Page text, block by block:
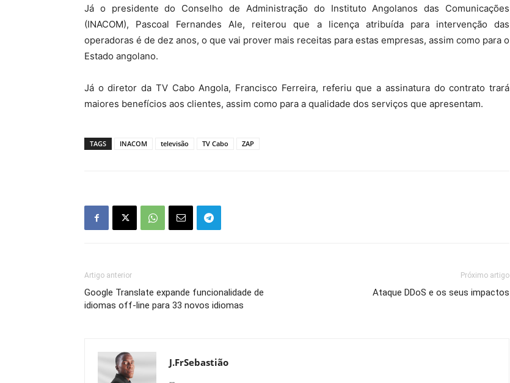
Já o presidente do Conselho de Administração do Instituto Angolanos das Comunicações
(INACOM), Pascoal Fernandes Ale, reiterou que a licença atribuída para intervenção das
operadoras é de dez anos, o que vai prover mais receitas para estas empresas, assim como para o
Estado angolano.
Já o diretor da TV Cabo Angola, Francisco Ferreira, referiu que a assinatura do contrato trará
maiores benefícios aos clientes, assim como para a qualidade dos serviços que apresentam.
TAGS INACOM televisão TV Cabo ZAP
Artigo anterior
Google Translate expande funcionalidade de
idiomas off-line para 33 novos idiomas
Próximo artigo
Ataque DDoS e os seus impactos
J.FrSebastião
...